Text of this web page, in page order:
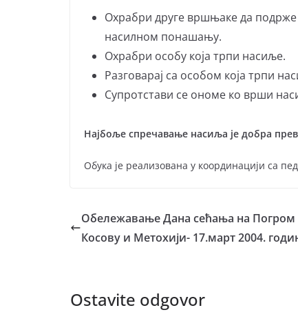
Охрабри друге вршњаке да подрже
насилном понашању.
Охрабри особу која трпи насиље.
Разговарај са особом која трпи
Супротстави се ономе ко врши
Најбоље спречавање насиља је добра
Обука је реализована у координацији са
Обележавање Дана сећања на Погром
Косову и Метохији- 17.март 2004.
Ostavite odgovor